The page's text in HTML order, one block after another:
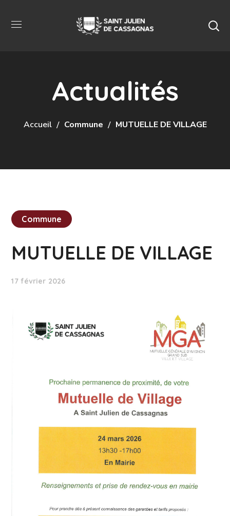
Actualités
Accueil Commune MUTUELLE DE VILLAGE
Commune
MUTUELLE DE VILLAGE
17 février 2026